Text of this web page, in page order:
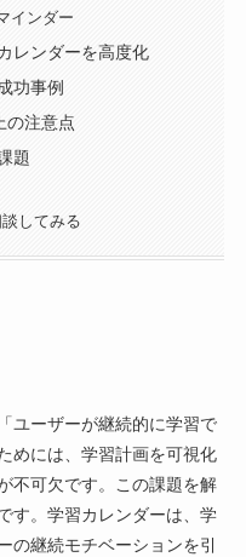
インダー
レンダーを高度化
功事例
の注意点
題
してみる
ユーザーが継続的に学習で
めには、学習計画を可視化
不可欠です。この課題を解
す。学習カレンダーは、学
の継続モチベーションを引